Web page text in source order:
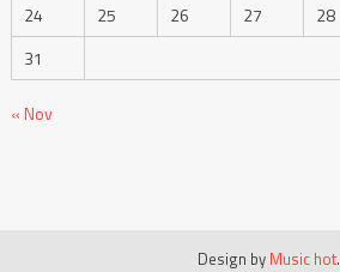
24
25 26 27 28
31
« Nov
Design by Music hot.